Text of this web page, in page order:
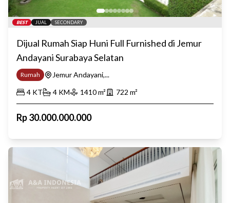
BEST JUAL SECONDARY
Dijual Rumah Siap Huni Full Furnished di Jemur
Andayani Surabaya Selatan
Rumah
Jemur Andayani,...
4 KT 4 KM 1410m² 722 m²
Rp30.000.000.000